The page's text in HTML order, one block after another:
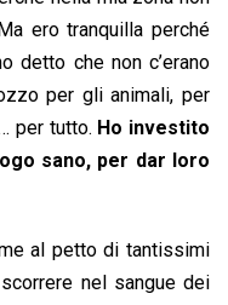
ero tranquilla perché
detto che non c’erano
per gli animali, per
per tutto. Ho investito
sano, per dar loro
al petto di tantissimi
nel sangue dei